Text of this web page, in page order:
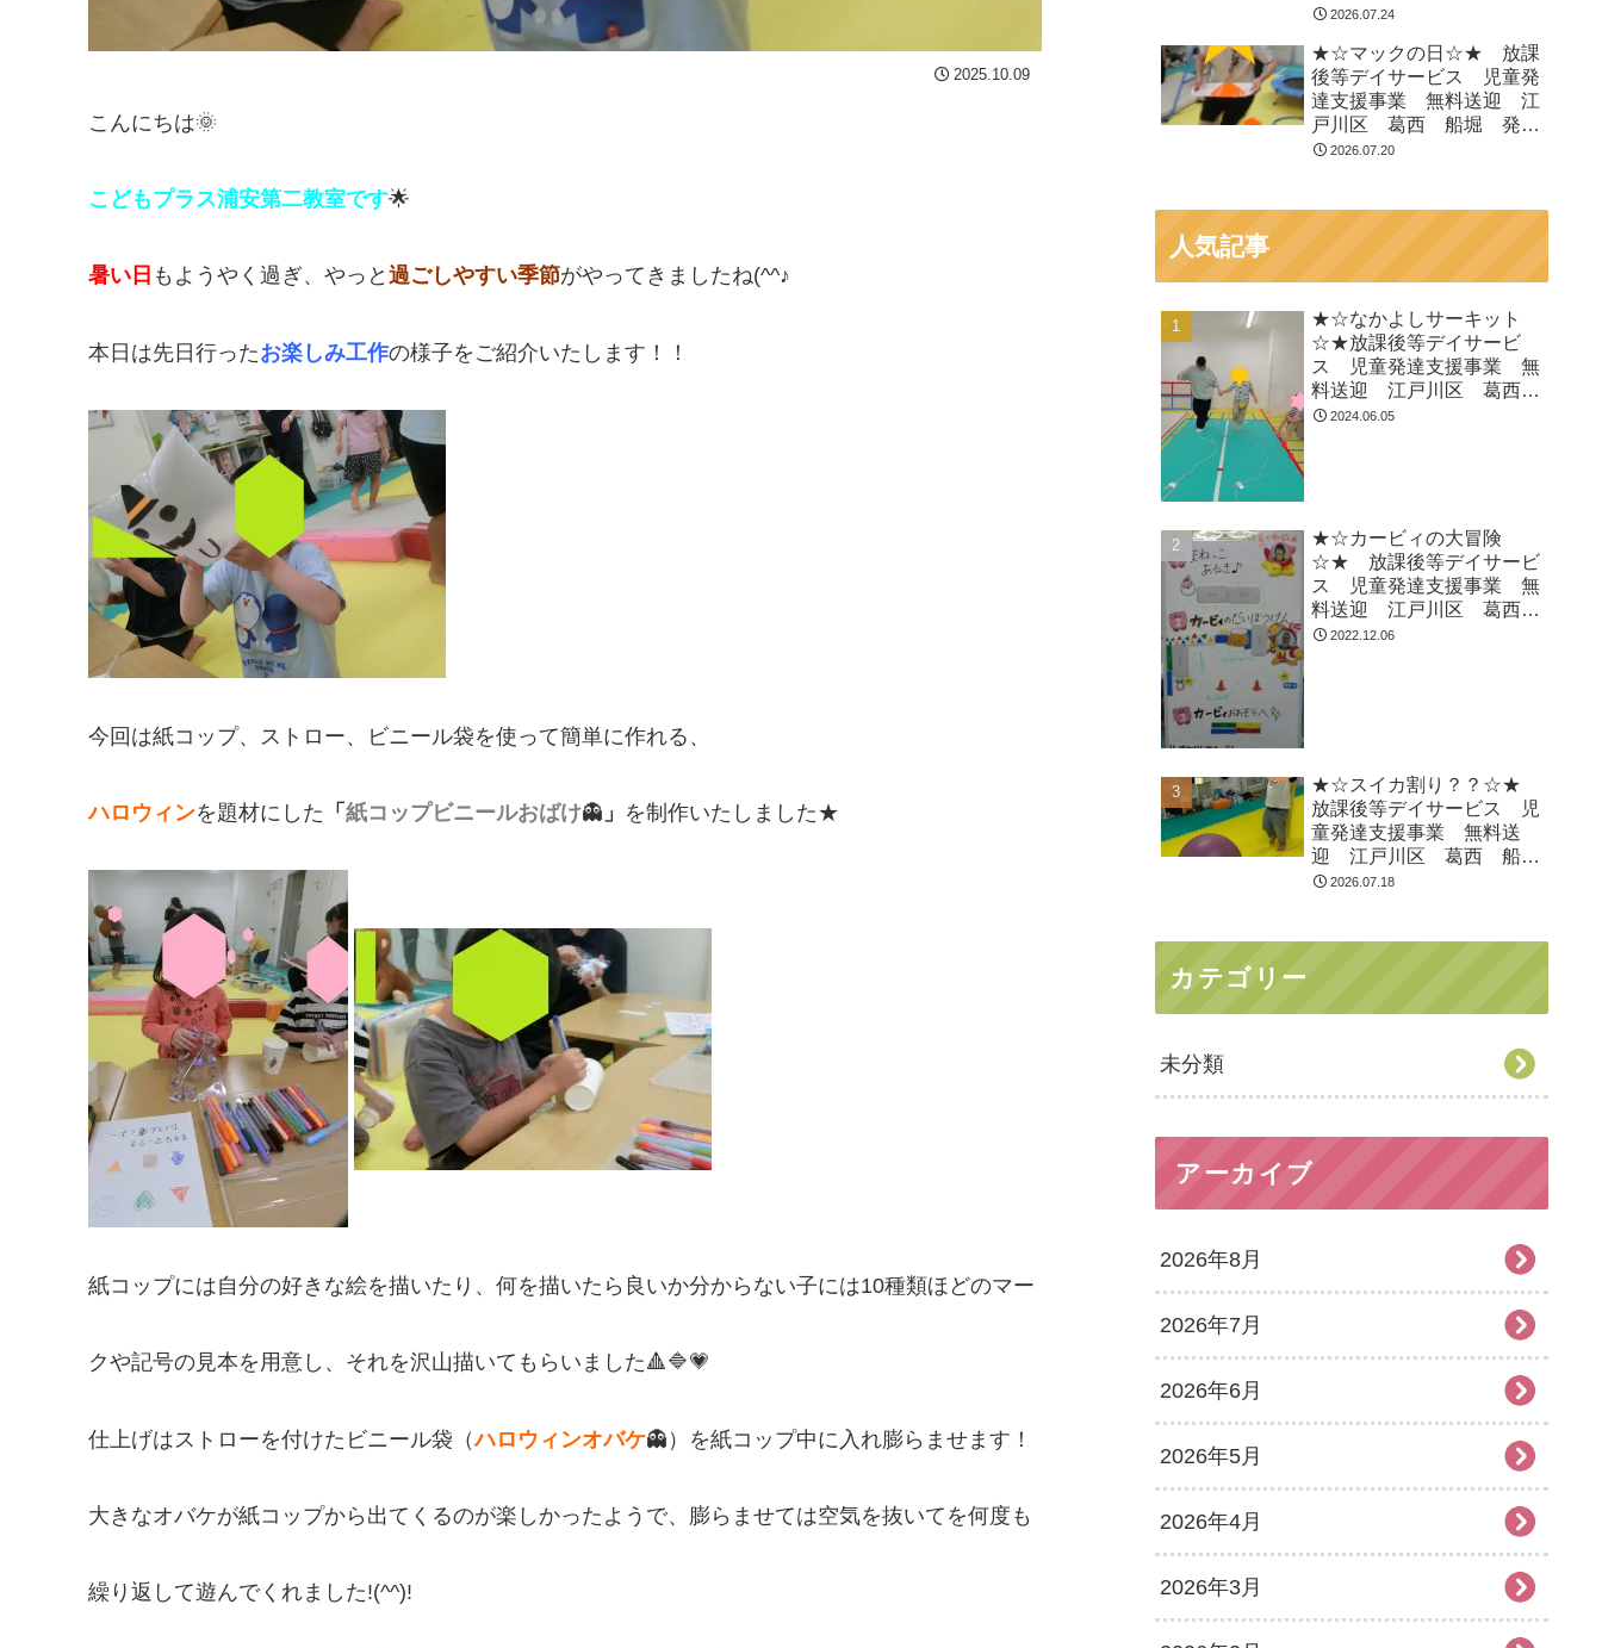
2025.10.09
こんにちは🌞
こどもプラス浦安第二教室です🌟
暑い日 もようやく過ぎ、やっと 過ごしやすい季節がやってきましたね(^^♪
本日は先日行ったお楽しみ工作の様子をご紹介いたします！！
今回は紙コップ、ストロー、ビニール袋を使って簡単に作れる、
ハロウィンを題材にした 「 紙コップビニールおばけ👻 」 を制作いたしました★
紙コップには自分の好きな絵を描いたり、何を描いたら良いか分からない子には10種類ほどのマー
クや記号の見本を用意し、それを沢山描いてもらいました🔺🔷💗
仕上げはストローを付けたビニール袋（ハロウィンオバケ👻）を紙コップ中に入れ膨らませます！
大きなオバケが紙コップから出てくるのが楽しかったようで、膨らませては空気を抜いてを何度も
繰り返して遊んでくれました!(^^)!
障がい 運動療育 放デ
2026.07.24
★☆マックの日☆★ 放課
後等デイサービス 児童発
達支援事業 無料送迎 江
戸川区 葛西 船堀 発達
障がい 運動療育 放デ
2026.07.20
人気記事
★☆なかよしサーキット
☆★放課後等デイサービ
ス 児童発達支援事業 無
料送迎 江戸川区 葛西
船堀 発達障がい 運動療
2024.06.05
★☆カービィの大冒険
☆★ 放課後等デイサービ
ス 児童発達支援事業 無
料送迎 江戸川区 葛西
船堀 発達障がい 運動療
2022.12.06
★☆スイカ割り？？☆★
放課後等デイサービス 児
童発達支援事業 無料送
迎 江戸川区 葛西 船
堀 発達障がい 運動療
2026.07.18
カテゴリー
未分類
アーカイブ
2026年8月
2026年7月
2026年6月
2026年5月
2026年4月
2026年3月